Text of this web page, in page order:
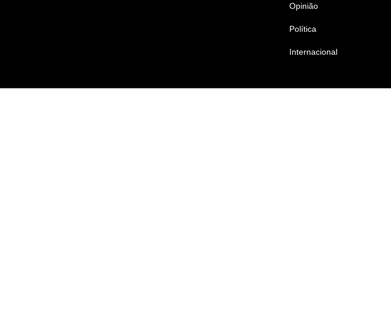
Opinião
Política
Internacional